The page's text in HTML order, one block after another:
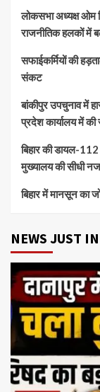
लोकसभा अध्यक्ष ओम
राजनीतिक हलकों में
सफाईकर्मियों की
संकट
बांकीपुर उपचुनाव में
प्रदेश कार्यालय में की
बिहार की डायल-112
मुख्यालय की सीधी
बिहार में मानसून का
NEWS JUST IN